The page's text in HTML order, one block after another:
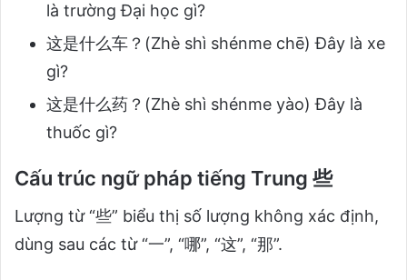
là trường Đại học gì?
这是什么车？(Zhè shì shénme chē) Đây là xe
gì?
这是什么药？(Zhè shì shénme yào) Đây là
thuốc gì?
Cấu trúc ngữ pháp tiếng Trung 些
Lượng từ “些” biểu thị số lượng không xác định,
dùng sau các từ “一”, “哪”, “这”, “那”.